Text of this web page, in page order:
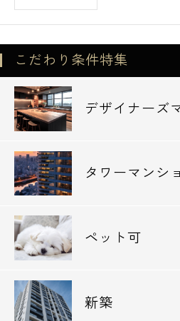
こだわり条件特集
デザイナーズ
タワーマンシ
ペット可
新築